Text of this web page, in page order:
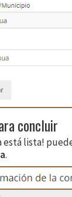
concluir
está lista!
.